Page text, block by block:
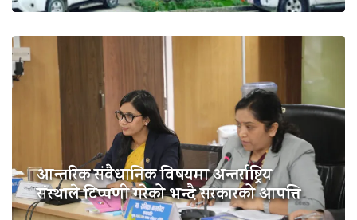
आन्तरिक संवैधानिक विषयमा अन्तर्राष्ट्रिय
संस्थाले टिप्पणी गरेको भन्दै सरकारको आपत्ति